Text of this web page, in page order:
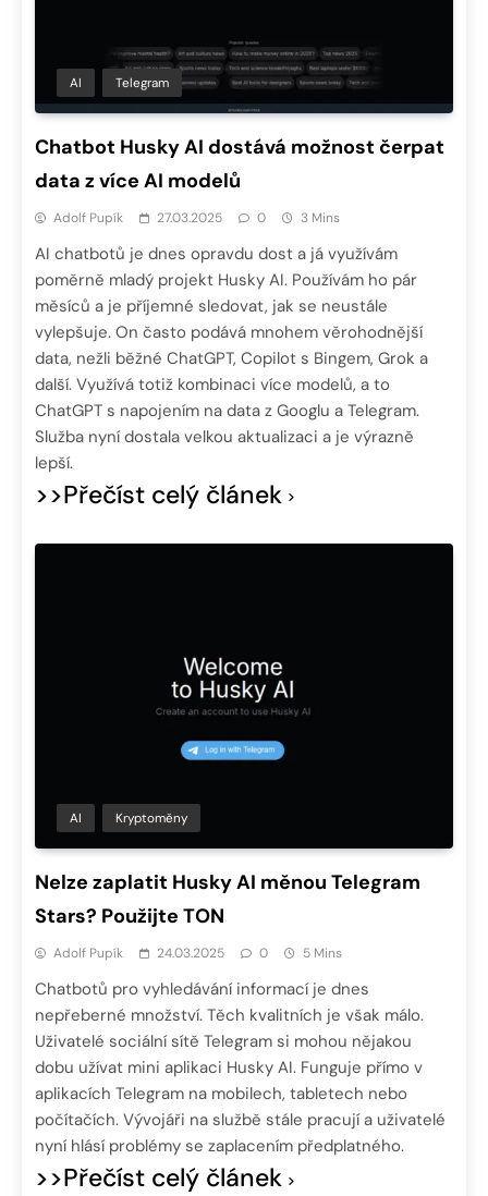
AI Telegram
Chatbot Husky AI dostává možnost čerpat
data z více AI modelů
Adolf Pupík 27.03.2025 0 3 Mins
AI chatbotů je dnes opravdu dost a já využívám
poměrně mladý projekt Husky AI. Používám ho pár
měsíců a je příjemné sledovat, jak se neustále
vylepšuje. On často podává mnohem věrohodnější
data, nežli běžné ChatGPT, Copilot s Bingem, Grok a
další. Využívá totiž kombinaci více modelů, a to
ChatGPT s napojením na data z Googlu a Telegram.
Služba nyní dostala velkou aktualizaci a je výrazně
lepší.
>>Přečíst celý článek
AI Kryptoměny
Nelze zaplatit Husky AI měnou Telegram
Stars? Použijte TON
Adolf Pupík 24.03.2025 0 5 Mins
Chatbotů pro vyhledávání informací je dnes
nepřeberné množství. Těch kvalitních je však málo.
Uživatelé sociální sítě Telegram si mohou nějakou
dobu užívat mini aplikaci Husky AI. Funguje přímo v
aplikacích Telegram na mobilech, tabletech nebo
počítačích. Vývojáři na službě stále pracují a uživatelé
nyní hlásí problémy se zaplacením předplatného.
>>Přečíst celý článek